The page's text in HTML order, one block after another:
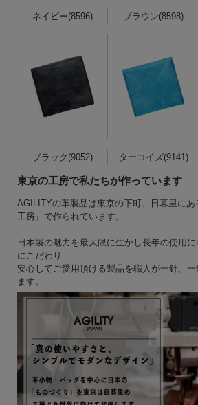
ネイビー(8596) ブラウン(8598)
ブラック(9052) ターコイズ(9141)
東京の工房で私たちが作っています
AGILITYの革製品は東京の下町、日暮里にあ
工房』で作られています。
日本製の魅力を最大限に生かし長年の使用
にこだわり
安心してご愛用頂ける製品を職人が一針、
ます。